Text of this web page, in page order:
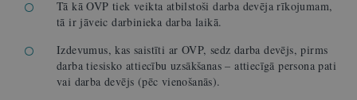
Tā kā OVP tiek veikta atbilstoši darba devēja rīkojumam,
tā ir jāveic darbinieka darba laikā.
Izdevumus, kas saistīti ar OVP, sedz darba devējs, pirms
darba tiesisko attiecību uzsākšanas – attiecīgā persona pati
vai darba devējs (pēc vienošanās).